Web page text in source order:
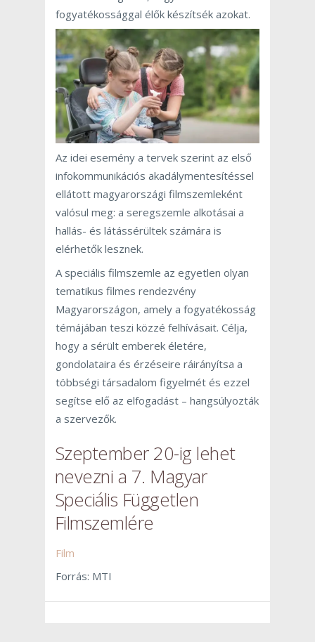
fogyatékossággal élők készítsék azokat.
Az idei esemény a tervek szerint az első
infokommunikációs akadálymentesítéssel
ellátott magyarországi filmszemleként
valósul meg: a seregszemle alkotásai a
hallás- és látássérültek számára is
elérhetők lesznek.
A speciális filmszemle az egyetlen olyan
tematikus filmes rendezvény
Magyarországon, amely a fogyatékosság
témájában teszi közzé felhívásait. Célja,
hogy a sérült emberek életére,
gondolataira és érzéseire ráirányítsa a
többségi társadalom figyelmét és ezzel
segítse elő az elfogadást – hangsúlyozták
a szervezők.
Szeptember 20-ig lehet
nevezni a 7. Magyar
Speciális Független
Filmszemlére
Film
Forrás: MTI